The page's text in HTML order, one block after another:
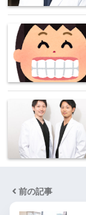
前の記事